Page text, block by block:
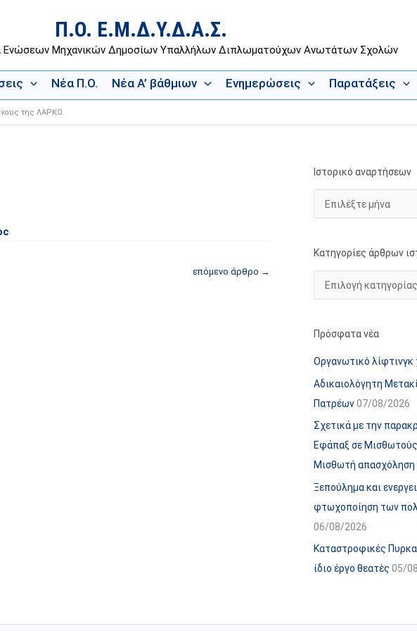
Π.Ο. Ε.Μ.Δ.Υ.Δ.Α.Σ.
Ενώσεων Μηχανικών Δημοσίων Υπαλλήλων Διπλωματούχων Ανωτάτων Σχολών
Νέα Π.Ο. Νέα Α’ βάθμιων Ενημερώσεις Παρατάξεις
της ΛΑΡΚΟ.
επόμενο άρθρο →
Ιστορικό αναρτήσεων
Ι
σ
ρ
ι
α
ρ
τ
ή
σ
ε
ω
ν
Κατηγορίες άρθρων
Κ
α
γ
ο
ε
ρ
θ
ρ
ω
ν
ι
σ
τ
ο
χ
ο
Πρόσφατα νέα
Οργανωτικό λίφτινγκ
Αδικαιολόγητη
Πατρέων07/08/2026
Σχετικά με την
Εφάπαξ σε
Μισθωτή απασχόληση
Ξεπούλημα και
φτωχοποίηση των
06/08/2026
Καταστροφικές
ίδιο έργο θεατές 05/